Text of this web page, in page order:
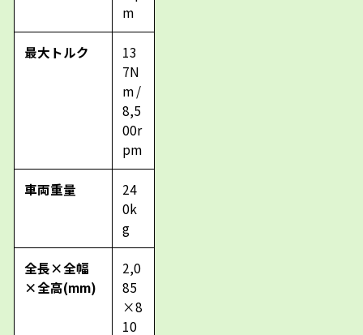
m
最大トルク
13
7N
m /
8,5
00r
pm
車両重量
24
0k
g
全長×全幅
×全高(mm)
2,0
85
×8
10